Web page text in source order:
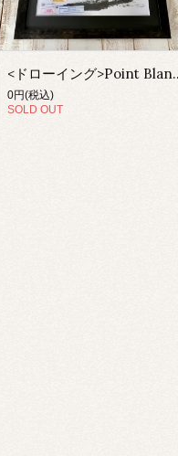
<ドローイ
0円(税込)
SOLD OUT